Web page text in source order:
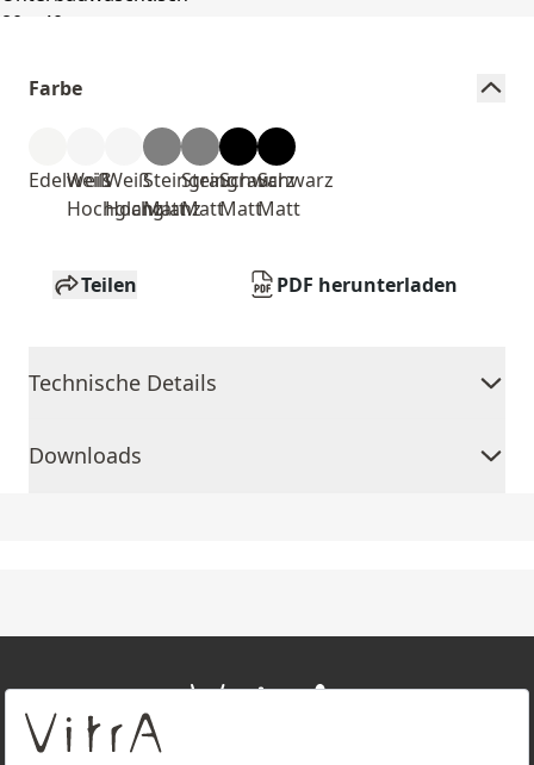
Farbe
Edelweiß
Weiß
Hochglanz
Weiß
Hochglanz
Steingrau
Matt
Steingrau
Matt
Schwarz
Matt
Schwarz
Matt
Teilen PDF herunterladen
Technische Details
Downloads